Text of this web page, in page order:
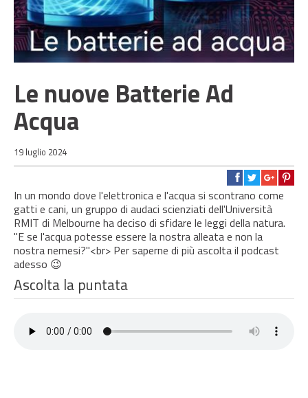
Le nuove Batterie Ad
Acqua
19 luglio 2024
In un mondo dove l'elettronica e l'acqua si scontrano come
gatti e cani, un gruppo di audaci scienziati dell'Università
RMIT di Melbourne ha deciso di sfidare le leggi della natura.
"E se l'acqua potesse essere la nostra alleata e non la
nostra nemesi?"<br> Per saperne di più ascolta il podcast
adesso 😉
Ascolta la puntata